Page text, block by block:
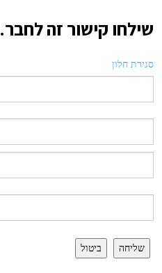
שילחו קישור זה לחבר.
סגירת חלון
שליחה ביטול